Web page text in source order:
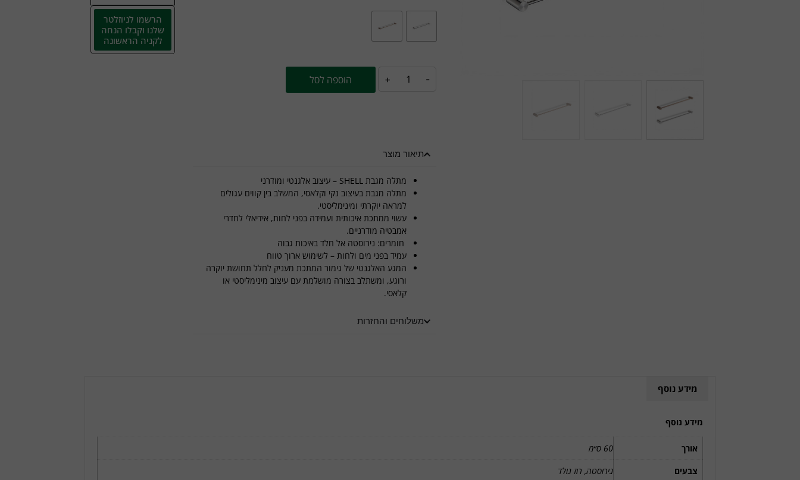
הרשמו לניוזלטר
שלנו וקבלו הנחה
לקניה הראשונה
-
+ הוספה לסל
תיאור מוצר
מתלה מגבת SHELL – עיצוב אלגנטי ומודרני
מתלה מגבת בעיצוב נקי וקלאסי, המשלב בין קווים עגולים
למראה יוקרתי ומינימליסטי.
עשוי ממתכת איכותית ועמידה בפני לחות, אידיאלי לחדרי
אמבטיה מודרניים.
חומרים: נירוסטה אל חלד באיכות גבוה
עמיד בפני מים ולחות – לשימוש ארוך טווח
המגע האלגנטי של גימור המתכת מעניק לחלל תחושת יוקרה
ורוגע, ומשתלב בצורה מושלמת עם עיצוב מינימליסטי או
קלאסי.
משלוחים והחזרות
מידע נוסף
מידע נוסף
אורך
60 ס״מ
צבעים
נירוסטה, רוז גולד